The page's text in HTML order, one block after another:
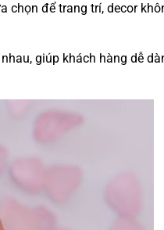
chọn để trang trí, decor
giúp khách hàng dễ